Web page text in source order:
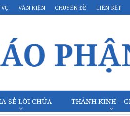
VỤ VĂN KIỆN CHUYÊN ĐỀ LIÊN KẾT
SẺ LỜI CHÚA THÁNH KINH –